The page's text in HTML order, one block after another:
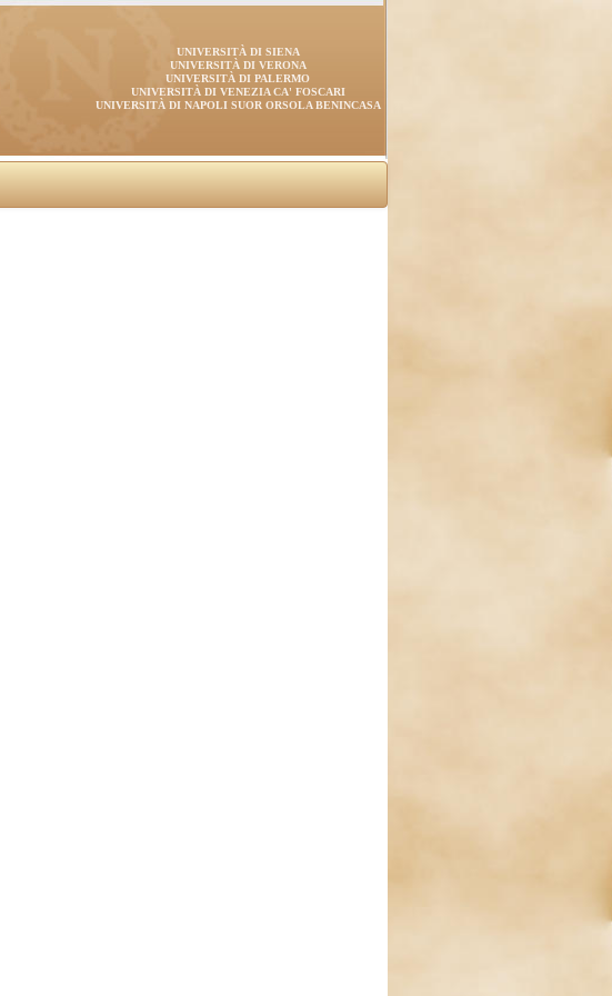
UNIVERSITÀ DI SIENA
UNIVERSITÀ DI VERONA
UNIVERSITÀ DI PALERMO
UNIVERSITÀ DI VENEZIA CA' FOSCARI
UNIVERSITÀ DI NAPOLI SUOR ORSOLA BENINCASA